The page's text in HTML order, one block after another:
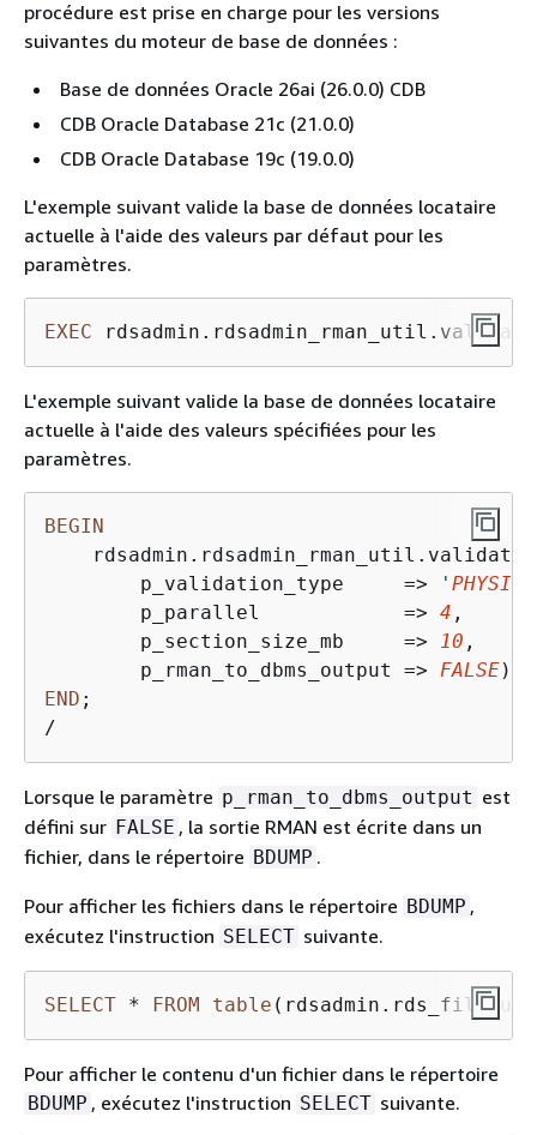
procédure est prise en charge pour les versions
suivantes du moteur de base de données :
Base de données Oracle 26ai (26.0.0) CDB
CDB Oracle Database 21c (21.0.0)
CDB Oracle Database 19c (19.0.0)
L'exemple suivant valide la base de données locataire
actuelle à l'aide des valeurs par défaut pour les
paramètres.
EXEC
L'exemple suivant valide la base de données locataire
actuelle à l'aide des valeurs spécifiées pour les
paramètres.
BEGIN
        p_validation_type
=> '
        p_parallel
=> 4 ,
        p_section_size_mb
=> 10 ,
        p_rman_to_dbms_output
=> FALSE
END
/
Lorsque le paramètre p_rman_to_dbms_output est
défini sur FALSE , la sortie RMAN est écrite dans un
fichier, dans le répertoire BDUMP .
Pour afficher les fichiers dans le répertoire BDUMP ,
exécutez l'instruction SELECT suivante.
SELECT * FROM table
Pour afficher le contenu d'un fichier dans le répertoire
BDUMP , exécutez l'instruction SELECT suivante.